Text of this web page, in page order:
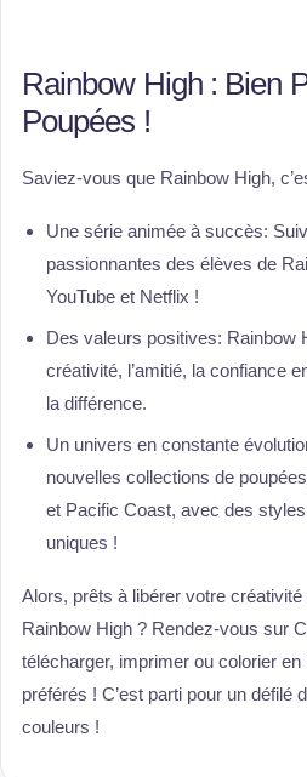
Rainbow High : Bien
Poupées !
Saviez-vous que Rainbow High,
Une série animée à succès:
passionnantes des élèves de
YouTube et Netflix !
Des valeurs positives: Rainbow
créativité, l’amitié, la confiance
la différence.
Un univers en constante
nouvelles collections de
et Pacific Coast, avec des
uniques !
Alors, prêts à libérer votre
Rainbow High ? Rendez-vous sur
télécharger, imprimer ou colorier
préférés ! C’est parti pour un défilé
couleurs !